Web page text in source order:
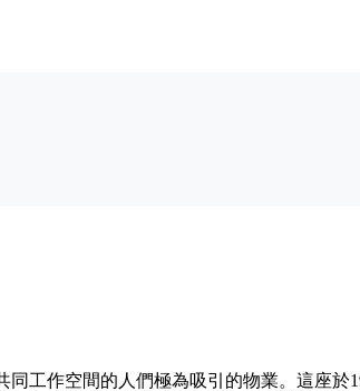
工作空間的人們極為吸引的物業。這座